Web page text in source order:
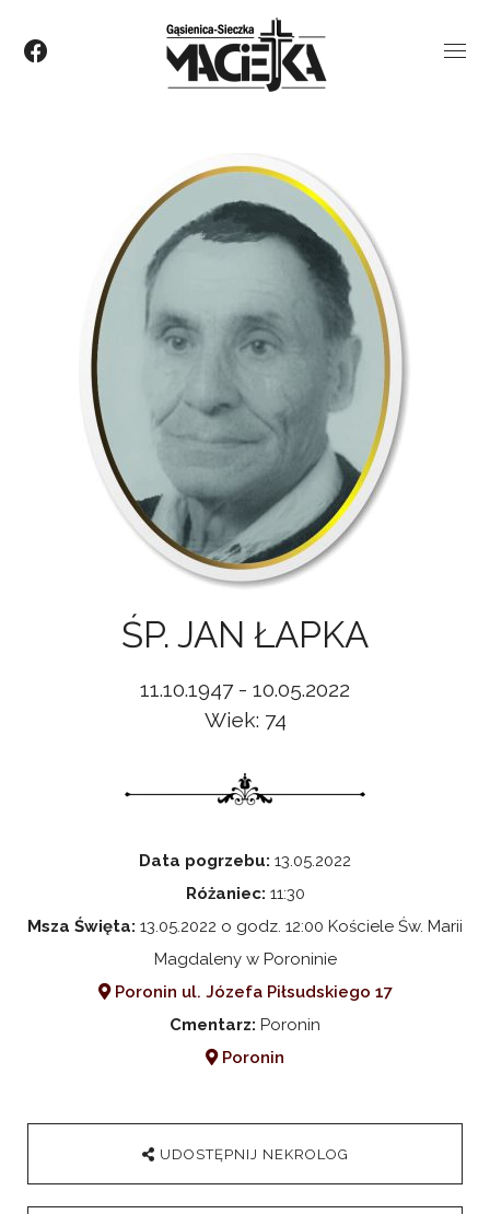
ŚP. JAN ŁAPKA
11.10.1947 - 10.05.2022
Wiek: 74
Data pogrzebu: 13.05.2022
Różaniec: 11:30
Msza Święta: 13.05.2022 o godz. 12:00 Kościele Św. Marii
Magdaleny w Poroninie
Poronin ul. Józefa Piłsudskiego 17
Cmentarz: Poronin
Poronin
UDOSTĘPNIJ NEKROLOG